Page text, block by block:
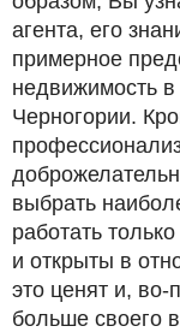
агента, его
примерное
недвижимость
Черногории.
выбрать
работать
и открыты в
это ценят и, во-
больше своего